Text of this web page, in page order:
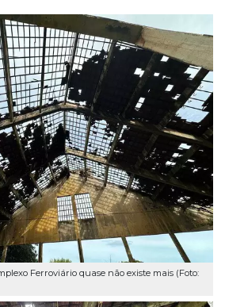
Ferroviário quase não existe mais (Foto: